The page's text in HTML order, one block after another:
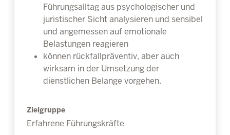
Führungsalltag aus psychologischer und
juristischer Sicht analysieren und sensibel
und angemessen auf emotionale
Belastungen reagieren
können rückfallpräventiv, aber auch
wirksam in der Umsetzung der
dienstlichen Belange vorgehen.
Zielgruppe
Erfahrene Führungskräfte